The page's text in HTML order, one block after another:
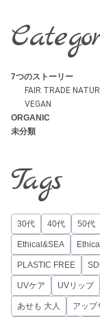
7つのストーリー
FAIR TRADE
VEGAN
ORGANIC
未分類
Tags
30代 40代 50代
Ethical&SEA
PLASTIC FREE
UVケア UVリップ
あせも 大人 アップ